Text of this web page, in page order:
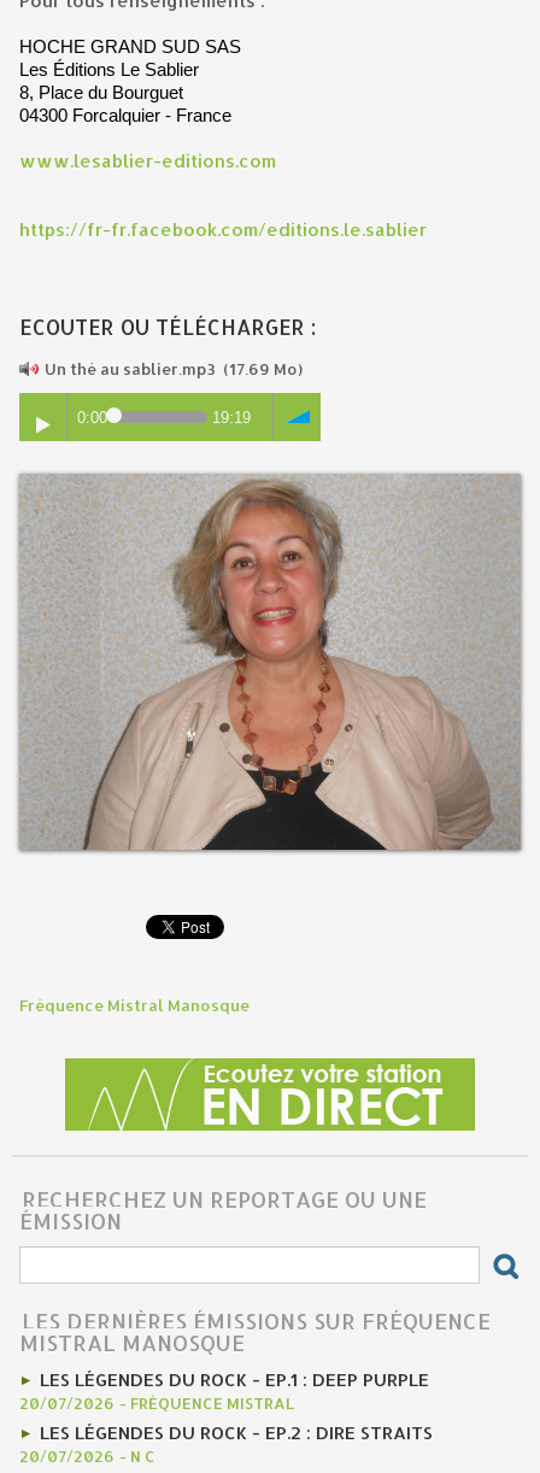
HOCHE GRAND SUD SAS
Les Éditions Le Sablier
8, Place du Bourguet
04300 Forcalquier - France
www.lesablier-editions.com
https://fr-fr.facebook.com/editions.le.sablier
ECOUTER OU TÉLÉCHARGER :
Un thé au sablier.mp3 (17.69 Mo)
0:00 19:19
Fréquence Mistral Manosque
RECHERCHEZ UN REPORTAGE OU UNE
ÉMISSION
LES DERNIÈRES ÉMISSIONS SUR FRÉQUENCE
MISTRAL MANOSQUE
LES LÉGENDES DU ROCK - EP.1 : DEEP PURPLE
20/07/2026 - FRÉQUENCE MISTRAL
LES LÉGENDES DU ROCK - EP.2 : DIRE STRAITS
20/07/2026 - N C